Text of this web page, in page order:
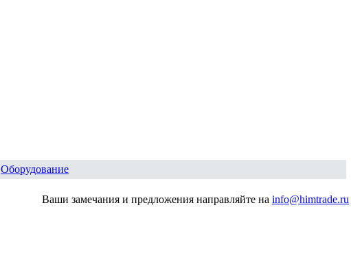
Оборудование
Ваши замечания и предложения направляйте на info@himtrade.ru